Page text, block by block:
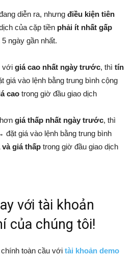
diễn ra, nhưng điều kiện tiên
của cặp tiền phải ít nhất gấp
ngày gần nhất.
với giá cao nhất ngày trước, thì tín
giá vào lệnh bằng trung bình cộng
cao trong giờ đầu giao dịch
giá thấp nhất ngày trước, thì
đặt giá vào lệnh bằng trung bình
giá thấp trong giờ đầu giao dịch
với tài khoản
của chúng tôi!
toàn cầu với tài khoản demo